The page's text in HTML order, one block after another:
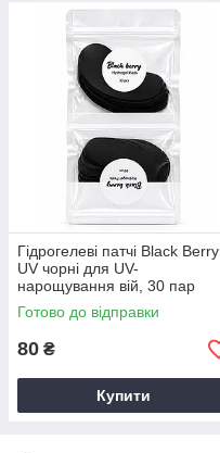
Гідрогелеві патчі Black Berry
UV чорні для UV-
нарощування вій, 30 пар
Готово до відправки
80 ₴
Купити